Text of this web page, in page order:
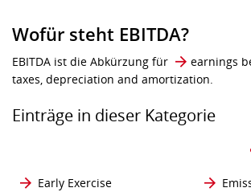
Wofür steht EBITDA?
EBITDA ist die Abkürzung für
earnings
taxes, depreciation and amortization.
Einträge in dieser Kategorie
Early Exercise